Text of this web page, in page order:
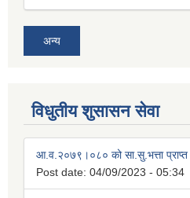
अन्य
विधुतीय शुसासन सेवा
आ.व.२०७९।०८० को सा.सु.भत्ता प्राप्त
Post date: 04/09/2023 - 05:34